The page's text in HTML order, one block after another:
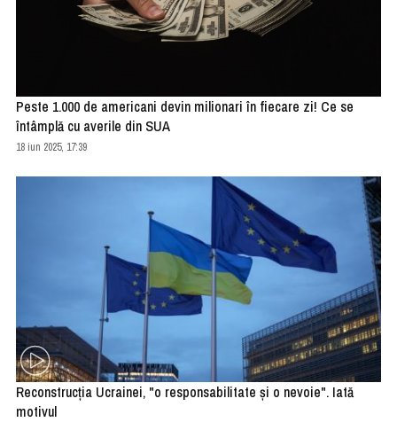
Peste 1.000 de americani devin milionari în fiecare zi! Ce se
întâmplă cu averile din SUA
18 iun 2025, 17:39
Reconstrucţia Ucrainei, "o responsabilitate şi o nevoie". Iată
motivul